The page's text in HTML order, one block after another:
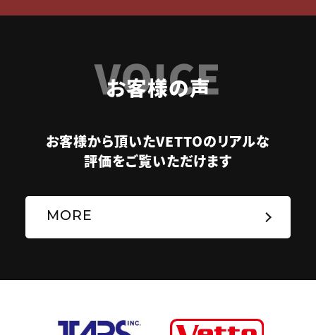
VOICE
お客様の声
お客様から頂いたVETTOのリアルな
評価をご覧いただけます
MORE